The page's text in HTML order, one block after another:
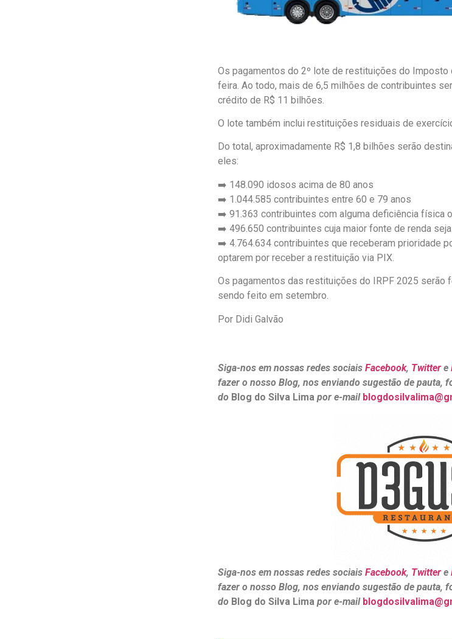
Os pagamentos do 2º lote de restituições do Imposto
feira. Ao todo, mais de 6,5 milhões de contribuintes
crédito de R$ 11 bilhões.
O lote também inclui restituições residuais de
Do total, aproximadamente R$ 1,8 bilhões serão
eles:
➡️ 148.090 idosos acima de 80 anos
➡️ 1.044.585 contribuintes entre 60 e 79 anos
➡️ 91.363 contribuintes com alguma deficiência física
➡️ 496.650 contribuintes cuja maior fonte de renda
➡️ 4.764.634 contribuintes que receberam prioridade
optarem por receber a restituição via PIX.
Os pagamentos das restituições do IRPF 2025
sendo feito em setembro.
Por Didi Galvão
Siga-nos em nossas redes sociais Facebook, Twittere
fazer o nosso Blog, nos enviando sugestão de pauta,
doBlog do Silva Lima por e-mail
Siga-nos em nossas redes sociais Facebook, Twittere
fazer o nosso Blog, nos enviando sugestão de pauta,
doBlog do Silva Lima por e-mail